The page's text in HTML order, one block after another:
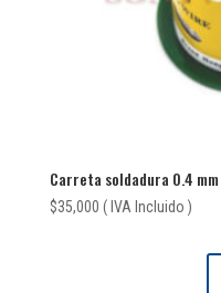
Carreta soldadura 0.4
$35,000 ( IVA Incluido )